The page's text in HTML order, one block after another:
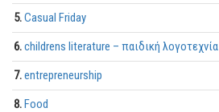
Casual Friday
childrens literature – παιδική λογοτεχνία
entrepreneurship
Food